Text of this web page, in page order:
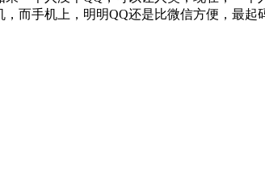
而手机上，明明QQ还是比微信方便，最